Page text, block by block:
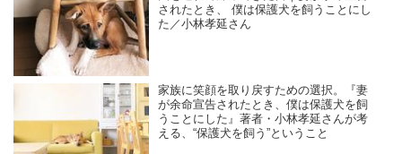
されたとき、 僕は保護犬を飼うことにし
た／小林孝延さん
家族に笑顔を取り戻すための選択。『妻
が余命宣告されたとき、僕は保護犬を飼
うことにした』著者・小林孝延さんが考
える、“保護犬を飼う”ということ